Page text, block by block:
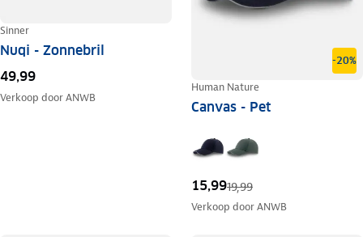
Sinner
Nuqi - Zonnebril
49,99
Verkoop doorANWB
-20%
Human Nature
Canvas - Pet
15,9919,99
Verkoop doorANWB